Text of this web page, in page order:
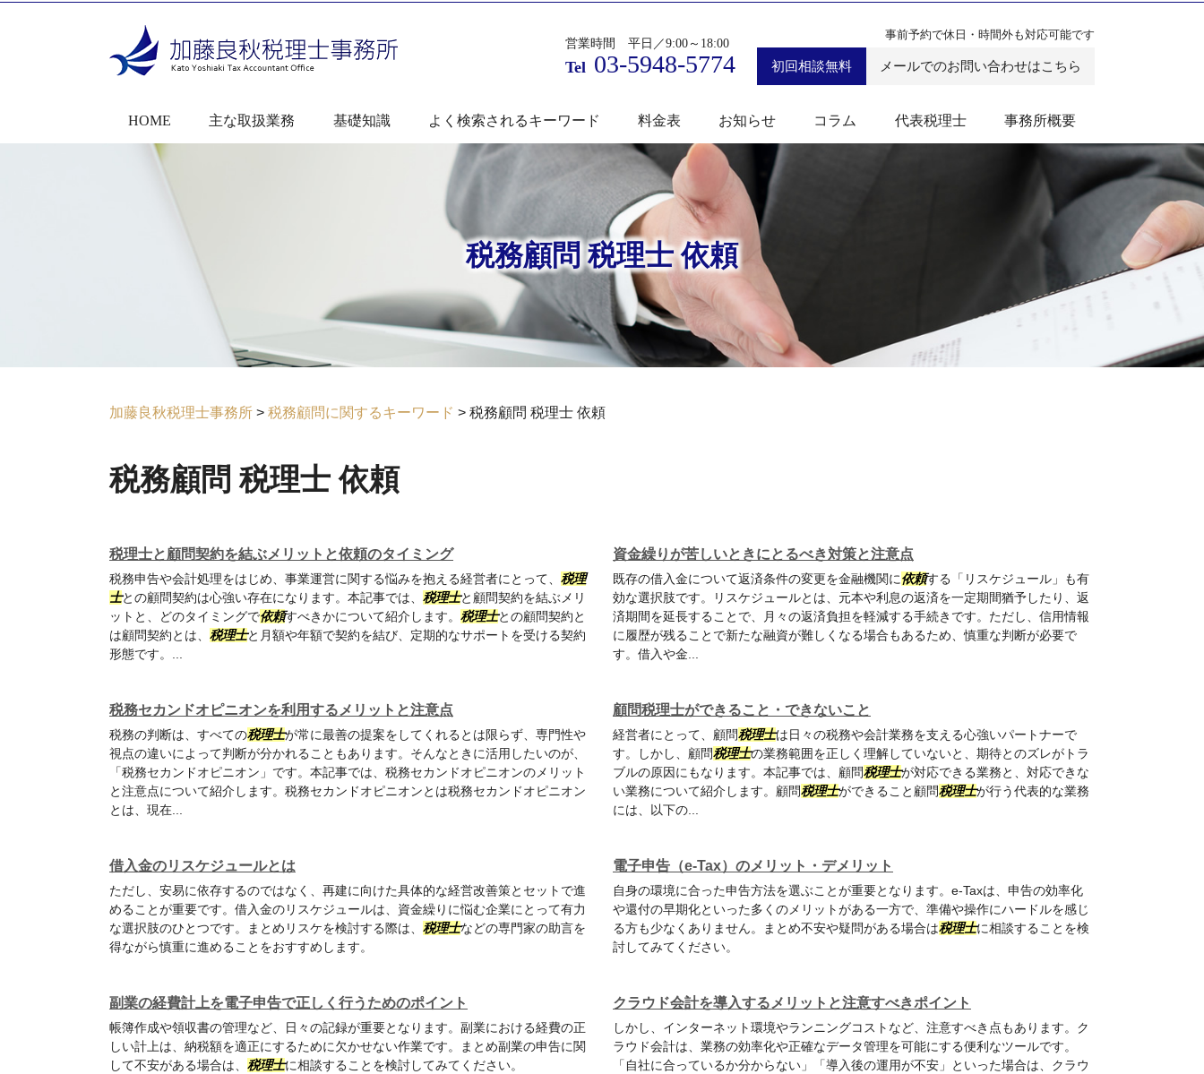
税務顧問 税理士 依頼
営業時間 平日／9:00～18:00
Tel 03-5948-5774
事前予約で休日・時間外も対応可能です
初回相談無料 メールでのお問い合わせはこちら
HOME 主な取扱業務 基礎知識 よく検索されるキーワード 料金表 お知らせ コラム 代表税理士 事務所概要
加藤良秋税理士事務所 > 税務顧問に関するキーワード > 税務顧問 税理士 依頼
税務顧問 税理士 依頼
税理士と顧問契約を結ぶメリットと依頼のタイミング
税務申告や会計処理をはじめ、事業運営に関する悩みを抱える経営者にとって、 税理
士との顧問契約は心強い存在になります。本記事では、 税理士と顧問契約を結ぶメリ
ットと、どのタイミングで依頼すべきかについて紹介します。 税理士との顧問契約と
は顧問契約とは、 税理士と月額や年額で契約を結び、定期的なサポートを受ける契約
形態です。...
資金繰りが苦しいときにとるべき対策と注意点
既存の借入金について返済条件の変更を金融機関に依頼する「リスケジュール」も有
効な選択肢です。リスケジュールとは、元本や利息の返済を一定期間猶予したり、返
済期間を延長することで、月々の返済負担を軽減する手続きです。ただし、信用情報
に履歴が残ることで新たな融資が難しくなる場合もあるため、慎重な判断が必要で
す。借入や金...
税務セカンドオピニオンを利用するメリットと注意点
税務の判断は、すべての税理士が常に最善の提案をしてくれるとは限らず、専門性や
視点の違いによって判断が分かれることもあります。そんなときに活用したいのが、
「税務セカンドオピニオン」です。本記事では、税務セカンドオピニオンのメリット
と注意点について紹介します。税務セカンドオピニオンとは税務セカンドオピニオン
とは、現在...
顧問税理士ができること・できないこと
経営者にとって、顧問税理士は日々の税務や会計業務を支える心強いパートナーで
す。しかし、顧問税理士の業務範囲を正しく理解していないと、期待とのズレがトラ
ブルの原因にもなります。本記事では、顧問税理士が対応できる業務と、対応できな
い業務について紹介します。顧問税理士ができること顧問税理士が行う代表的な業務
には、以下の...
借入金のリスケジュールとは
ただし、安易に依存するのではなく、再建に向けた具体的な経営改善策とセットで進
めることが重要です。借入金のリスケジュールは、資金繰りに悩む企業にとって有力
な選択肢のひとつです。まとめリスケを検討する際は、 税理士などの専門家の助言を
得ながら慎重に進めることをおすすめします。
電子申告（e-Tax）のメリット・デメリット
自身の環境に合った申告方法を選ぶことが重要となります。e-Taxは、申告の効率化
や還付の早期化といった多くのメリットがある一方で、準備や操作にハードルを感じ
る方も少なくありません。まとめ不安や疑問がある場合は税理士に相談することを検
討してみてください。
副業の経費計上を電子申告で正しく行うためのポイント
帳簿作成や領収書の管理など、日々の記録が重要となります。副業における経費の正
しい計上は、納税額を適正にするために欠かせない作業です。まとめ副業の申告に関
して不安がある場合は、 税理士に相談することを検討してみてください。
クラウド会計を導入するメリットと注意すべきポイント
しかし、インターネット環境やランニングコストなど、注意すべき点もあります。ク
ラウド会計は、業務の効率化や正確なデータ管理を可能にする便利なツールです。
「自社に合っているか分からない」「導入後の運用が不安」といった場合は、クラウ